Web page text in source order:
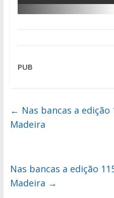
PUB
← Nas bancas a
Madeira
Nas bancas a edição
Madeira →